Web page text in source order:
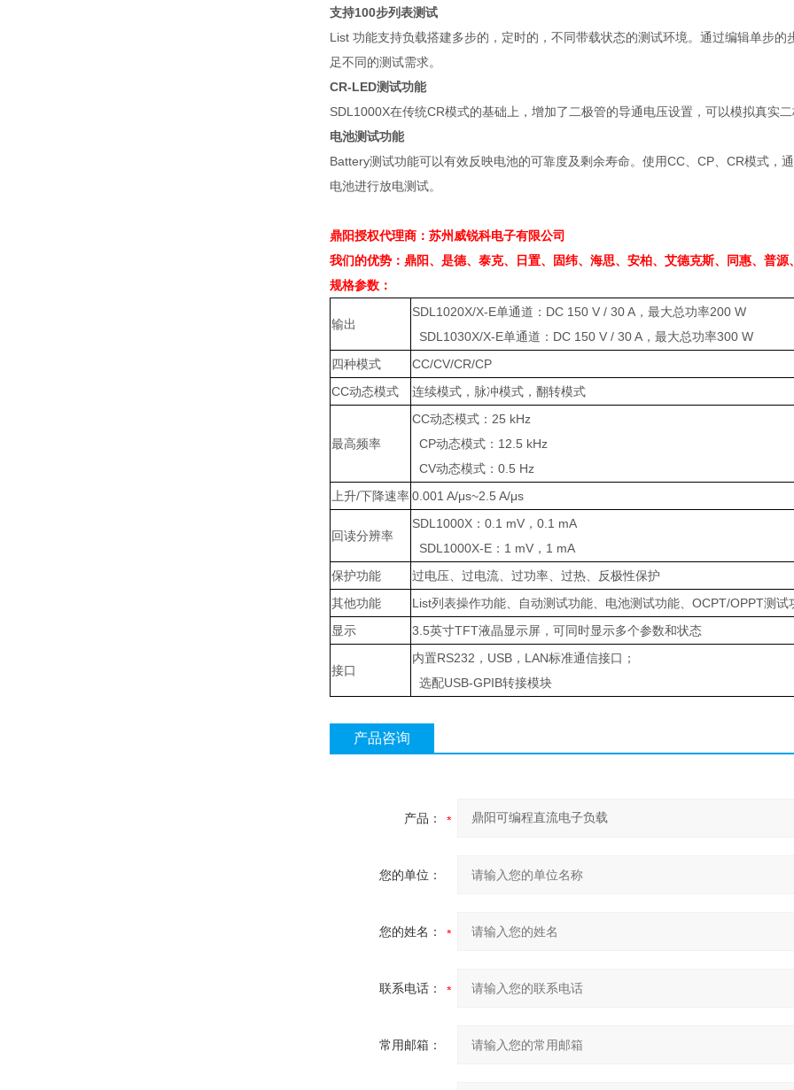
支持100步列表测试
List 功能支持负载搭建多步的，定时的，不同带载状态的测试环境。通过编辑单步
足不同的测试需求。
CR-LED测试功能
SDL1000X在传统CR模式的基础上，增加了二极管的导通电压设置，可以模拟真实
电池测试功能
Battery测试功能可以有效反映电池的可靠度及剩余寿命。使用CC CP CR模式，
电池进行放电测试。
鼎阳授权代理商：苏州威锐科电子有限公司
我们的优势：鼎阳、是德、泰克、日置、固纬、海思、安柏、艾德克斯、同惠、 普源
规格参数：
输出
SDL1020X/X-E单通道： DC 150 V / 30 A ，最大总功率200 W
SDL1030X/X-E单通道： DC 150 V / 30 A ，最大总功率300 W
四种模式
CC/CV/CR/CP
CC动态模式 连续模式，脉冲模式，翻转模式
最高频率
CC动态模式： 25 kHz
CP动态模式： 12.5 kHz
CV动态模式： 0.5 Hz
上升/下降速率0.001 A/μs~2.5 A/μs
回读分辨率
SDL1000X ： 0.1 mV ， 0.1 mA
SDL1000X-E ： 1 mV ， 1 mA
保护功能
过电压、过电流、过功率、过热、反极性保护
其他功能
List列表操作功能、自动测试功能、电池测试功能、 OCPT/OPPT测试
显示
3.5英寸TFT液晶显示屏，可同时显示多个参数和状态
接口
内置RS232 ， USB ， LAN标准通信接口；
选配USB-GPIB转接模块
产品咨询
产品：
您的单位：
您的姓名：
联系电话：
常用邮箱：